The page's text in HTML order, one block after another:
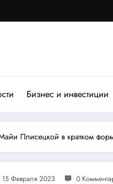
Бизнес и инвестиции
Плисецкой в кратком
15 Февраля 2023 0